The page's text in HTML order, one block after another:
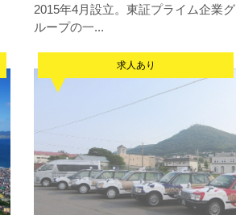
2015年4月設立。東証プライム企業グ
ループの一...
求人あり